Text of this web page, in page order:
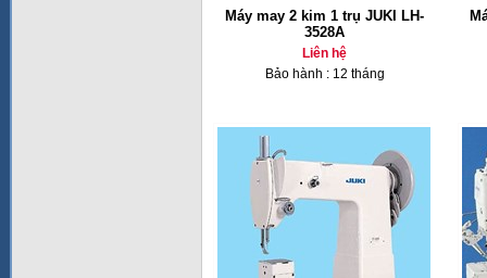
Máy may 2 kim 1 trụ JUKI LH-
3528A
Liên hệ
Bảo hành : 12 tháng